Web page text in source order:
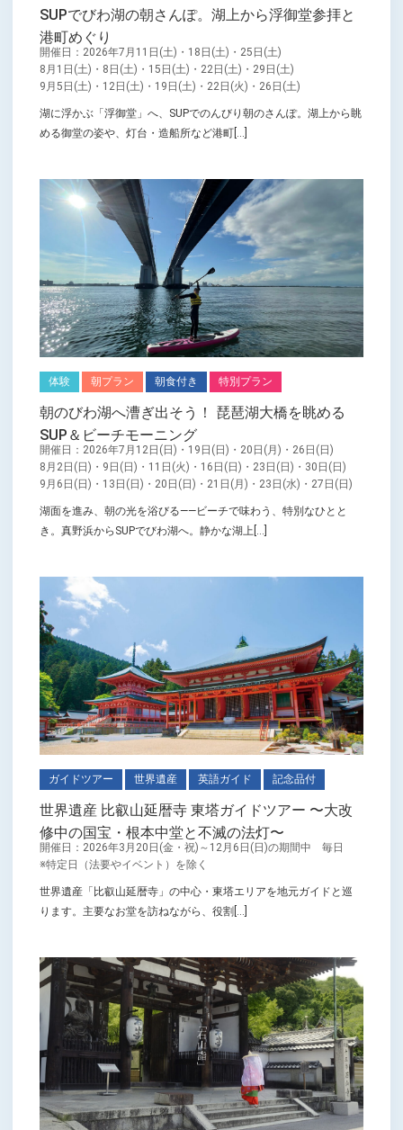
SUPでびわ湖の朝さんぽ。湖上から浮御堂参拝と
港町めぐり
開催日：2026年7月11日(土)・18日(土)・25日(土)
8月1日(土)・8日(土)・15日(土)・22日(土)・29日(土)
9月5日(土)・12日(土)・19日(土)・22日(火)・26日(土)
湖に浮かぶ「浮御堂」へ、SUPでのんびり朝のさんぽ。湖上から眺
める御堂の姿や、灯台・造船所など港町[...]
体験 朝プラン 朝食付き 特別プラン
朝のびわ湖へ漕ぎ出そう！ 琵琶湖大橋を眺める
SUP＆ビーチモーニング
開催日：2026年7月12日(日)・19日(日)・20日(月)・26日(日)
8月2日(日)・9日(日)・11日(火)・16日(日)・23日(日)・30日(日)
9月6日(日)・13日(日)・20日(日)・21日(月)・23日(水)・27日(日)
湖面を進み、朝の光を浴びる――ビーチで味わう、特別なひとと
き。真野浜からSUPでびわ湖へ。静かな湖上[...]
ガイドツアー 世界遺産 英語ガイド 記念品付
世界遺産 比叡山延暦寺 東塔ガイドツアー 〜大改
修中の国宝・根本中堂と不滅の法灯〜
開催日：2026年3月20日(金・祝)～12月6日(日)の期間中 毎日
※特定日（法要やイベント）を除く
世界遺産「比叡山延暦寺」の中心・東塔エリアを地元ガイドと巡
ります。主要なお堂を訪ねながら、役割[...]